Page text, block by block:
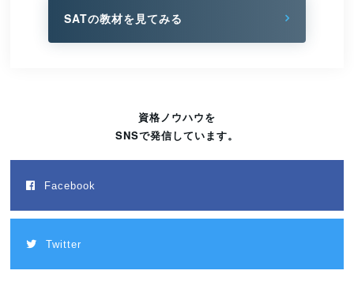
SATの教材を見てみる
資格ノウハウを
SNSで発信しています。
Facebook
Twitter